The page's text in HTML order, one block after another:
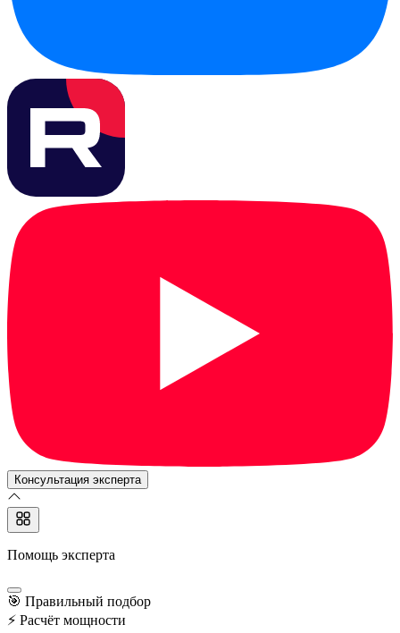
Консультация эксперта
Помощь эксперта
🎯 Правильный подбор
⚡ Расчёт мощности